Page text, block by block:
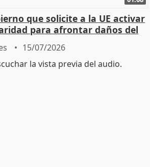
que solicite a la UE activar
para afrontar daños del
15/07/2026